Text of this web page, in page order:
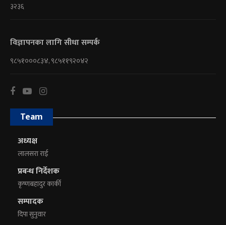
३२३६
विज्ञापनका लागि सीधा सम्पर्क
९८५१०००८३४, ९८५११९२०४२
Team
अध्यक्ष
लालसरा राई
प्रबन्ध निर्देशक
कृष्णबहादुर कार्की
सम्पादक
दिपा सुनुवार